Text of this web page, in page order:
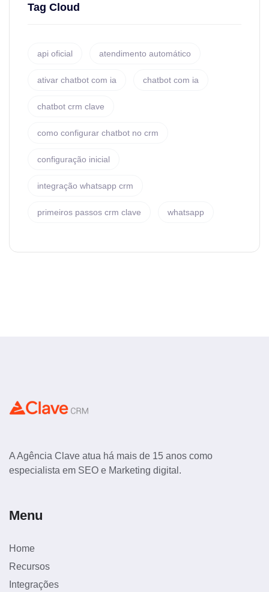
Tag Cloud
api oficial atendimento automático
ativar chatbot com ia chatbot com ia
chatbot crm clave
como configurar chatbot no crm
configuração inicial
integração whatsapp crm
primeiros passos crm clave whatsapp
A Agência Clave atua há mais de 15 anos como
especialista em SEO e Marketing digital.
Menu
Home
Recursos
Integrações